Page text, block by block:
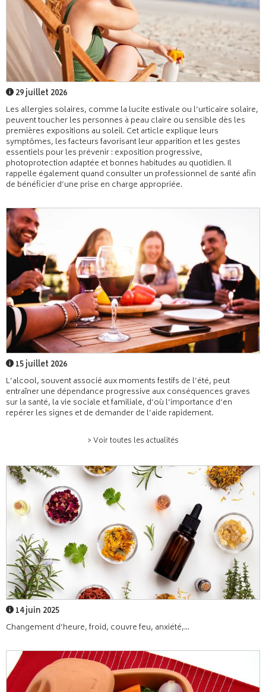
29 juillet 2026
Les allergies solaires, comme la lucite estivale ou l’urticaire solaire,
peuvent toucher les personnes à peau claire ou sensible dès les
premières expositions au soleil. Cet article explique leurs
symptômes, les facteurs favorisant leur apparition et les gestes
essentiels pour les prévenir : exposition progressive,
photoprotection adaptée et bonnes habitudes au quotidien. Il
rappelle également quand consulter un professionnel de santé afin
de bénéficier d’une prise en charge appropriée.
15 juillet 2026
L’alcool, souvent associé aux moments festifs de l’été, peut
entraîner une dépendance progressive aux conséquences graves
sur la santé, la vie sociale et familiale, d’où l’importance d’en
repérer les signes et de demander de l’aide rapidement.
> Voir toutes les actualités
14 juin 2025
Changement d’heure, froid, couvre feu, anxiété,...